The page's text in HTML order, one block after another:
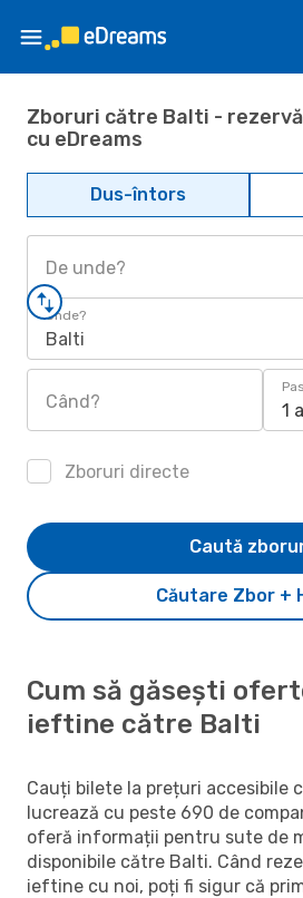
Zboruri către Balti -
cu eDreams
Dus-întors
De unde?
Unde?
Balti
Când? 1
Zboruri directe
Căutare Zbor +
Caută
Cum să găsești
ieftine către Balti
Cauți bilete la prețuri accesibile
lucrează cu peste 690 de
oferă informații pentru sute de
disponibile către Balti. Când
ieftine cu noi, poți fi sigur că